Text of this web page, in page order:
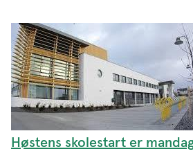
Høstens skolestart er